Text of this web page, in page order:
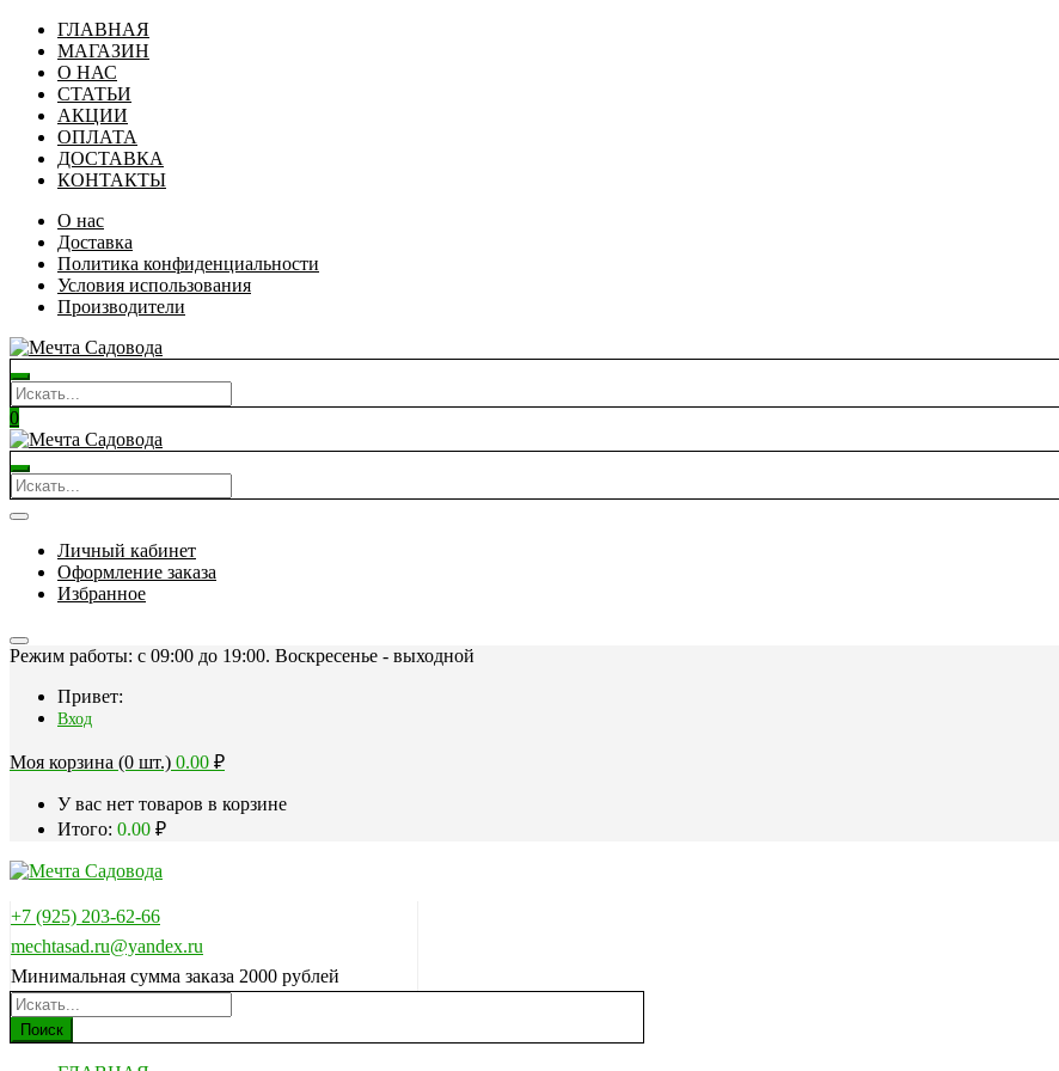
ГЛАВНАЯ
МАГАЗИН
О НАС
СТАТЬИ
АКЦИИ
ОПЛАТА
ДОСТАВКА
КОНТАКТЫ
О нас
Доставка
Политика конфиденциальности
Условия использования
Производители
0
Личный кабинет
Оформление заказа
Избранное
Режим работы: c 09:00 до 19:00. Воскресенье - выходной
Привет:
Вход
Моя корзина (0 шт.) 0.00 ₽
У вас нет товаров в корзине
Итого: 0.00 ₽
+7 (925) 203-62-66
mechtasad.ru@yandex.ru
Минимальная сумма заказа 2000 рублей
Поиск